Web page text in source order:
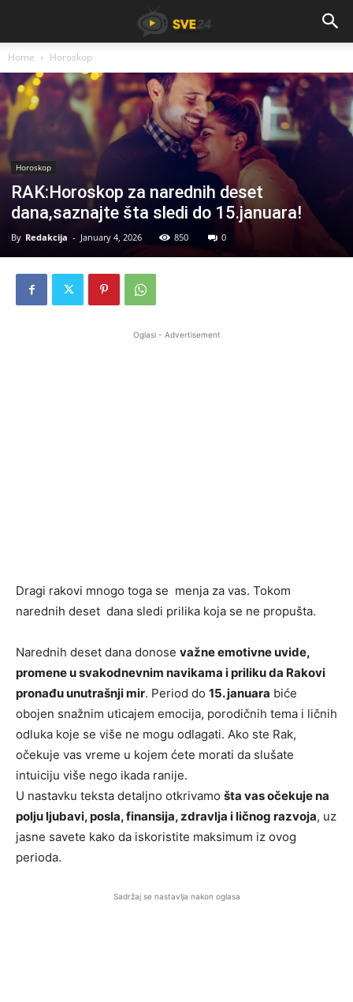
Home Horoskop
Horoskop
RAK:Horoskop za narednih deset
dana,saznajte šta sledi do 15.januara!
By Redakcija - January 4, 2026 850 0
Oglasi - Advertisement
Dragi rakovi mnogo toga se menja za vas. Tokom
narednih deset dana sledi prilika koja se ne propušta.
Narednih deset dana donose važne emotivne uvide,
promene u svakodnevnim navikama i priliku da Rakovi
pronađu unutrašnji mir. Period do 15. januara biće
obojen snažnim uticajem emocija, porodičnih tema i ličnih
odluka koje se više ne mogu odlagati. Ako ste Rak,
očekuje vas vreme u kojem ćete morati da slušate
intuiciju više nego ikada ranije.
U nastavku teksta detaljno otkrivamo šta vas očekuje na
polju ljubavi, posla, finansija, zdravlja i ličnog razvoja, uz
jasne savete kako da iskoristite maksimum iz ovog
perioda.
Sadržaj se nastavlja nakon oglasa